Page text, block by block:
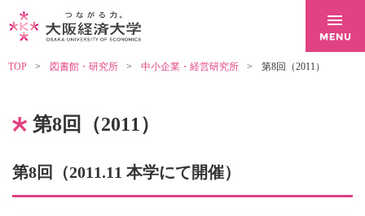
TOP 図書館・研究所 中小企業・経営研究所 第8回（2011）
第8回（2011）
第8回（2011.11 本学にて開催）